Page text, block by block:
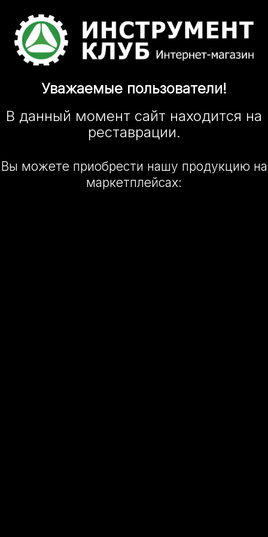
Уважаемые пользователи!
В данный момент сайт находится на
реставрации.
Вы можете приобрести нашу продукцию на
маркетплейсах: